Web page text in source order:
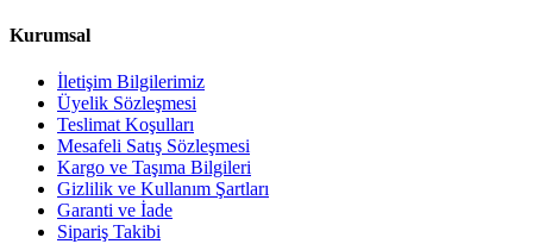
Kurumsal
İletişim Bilgilerimiz
Üyelik Sözleşmesi
Teslimat Koşulları
Mesafeli Satış Sözleşmesi
Kargo ve Taşıma Bilgileri
Gizlilik ve Kullanım Şartları
Garanti ve İade
Sipariş Takibi